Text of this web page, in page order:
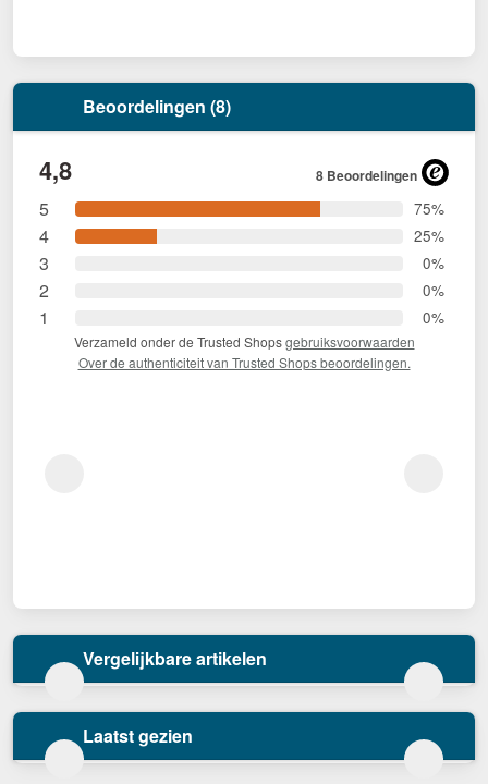
Beoordelingen (8)
4,8 8 Beoordelingen
5 75%
4 25%
3 0%
2 0%
1 0%
Verzameld onder de Trusted Shopsgebruiksvoorwaarden
Over de authenticiteit van Trusted Shops beoordelingen.
Vergelijkbare artikelen
Laatst gezien